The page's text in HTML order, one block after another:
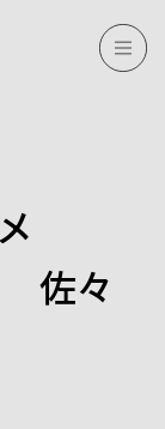
佐々